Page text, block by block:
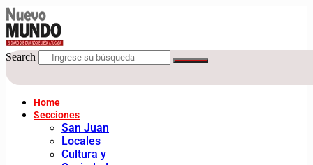
Search
Home
Secciones
San Juan
Locales
Cultura y